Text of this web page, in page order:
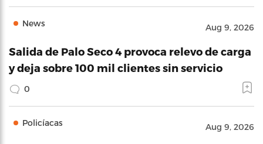
News Aug 9, 2026
Salida de Palo Seco 4 provoca relevo de carga
y deja sobre 100 mil clientes sin servicio
0
Policíacas Aug 9, 2026